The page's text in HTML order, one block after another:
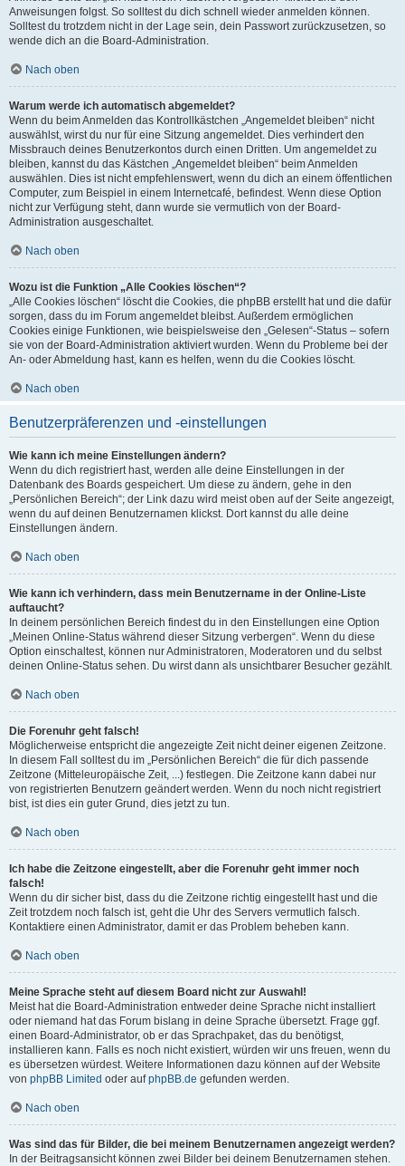
Anweisungen folgst. So solltest du dich schnell wieder anmelden können.
Solltest du trotzdem nicht in der Lage sein, dein Passwort zurückzusetzen, so
wende dich an die Board-Administration.
Nach oben
Warum werde ich automatisch abgemeldet?
Wenn du beim Anmelden das Kontrollkästchen „Angemeldet bleiben“ nicht
auswählst, wirst du nur für eine Sitzung angemeldet. Dies verhindert den
Missbrauch deines Benutzerkontos durch einen Dritten. Um angemeldet zu
bleiben, kannst du das Kästchen „Angemeldet bleiben“ beim Anmelden
auswählen. Dies ist nicht empfehlenswert, wenn du dich an einem öffentlichen
Computer, zum Beispiel in einem Internetcafé, befindest. Wenn diese Option
nicht zur Verfügung steht, dann wurde sie vermutlich von der Board-
Administration ausgeschaltet.
Nach oben
Wozu ist die Funktion „Alle Cookies löschen“?
„Alle Cookies löschen“ löscht die Cookies, die phpBB erstellt hat und die dafür
sorgen, dass du im Forum angemeldet bleibst. Außerdem ermöglichen
Cookies einige Funktionen, wie beispielsweise den „Gelesen“-Status – sofern
sie von der Board-Administration aktiviert wurden. Wenn du Probleme bei der
An- oder Abmeldung hast, kann es helfen, wenn du die Cookies löscht.
Nach oben
Benutzerpräferenzen und -einstellungen
Wie kann ich meine Einstellungen ändern?
Wenn du dich registriert hast, werden alle deine Einstellungen in der
Datenbank des Boards gespeichert. Um diese zu ändern, gehe in den
„Persönlichen Bereich“; der Link dazu wird meist oben auf der Seite angezeigt,
wenn du auf deinen Benutzernamen klickst. Dort kannst du alle deine
Einstellungen ändern.
Nach oben
Wie kann ich verhindern, dass mein Benutzername in der Online-Liste
auftaucht?
In deinem persönlichen Bereich findest du in den Einstellungen eine Option
„Meinen Online-Status während dieser Sitzung verbergen“. Wenn du diese
Option einschaltest, können nur Administratoren, Moderatoren und du selbst
deinen Online-Status sehen. Du wirst dann als unsichtbarer Besucher gezählt.
Nach oben
Die Forenuhr geht falsch!
Möglicherweise entspricht die angezeigte Zeit nicht deiner eigenen Zeitzone.
In diesem Fall solltest du im „Persönlichen Bereich“ die für dich passende
Zeitzone (Mitteleuropäische Zeit, ...) festlegen. Die Zeitzone kann dabei nur
von registrierten Benutzern geändert werden. Wenn du noch nicht registriert
bist, ist dies ein guter Grund, dies jetzt zu tun.
Nach oben
Ich habe die Zeitzone eingestellt, aber die Forenuhr geht immer noch
falsch!
Wenn du dir sicher bist, dass du die Zeitzone richtig eingestellt hast und die
Zeit trotzdem noch falsch ist, geht die Uhr des Servers vermutlich falsch.
Kontaktiere einen Administrator, damit er das Problem beheben kann.
Nach oben
Meine Sprache steht auf diesem Board nicht zur Auswahl!
Meist hat die Board-Administration entweder deine Sprache nicht installiert
oder niemand hat das Forum bislang in deine Sprache übersetzt. Frage ggf.
einen Board-Administrator, ob er das Sprachpaket, das du benötigst,
installieren kann. Falls es noch nicht existiert, würden wir uns freuen, wenn du
es übersetzen würdest. Weitere Informationen dazu können auf der Website
von phpBB Limited oder aufphpBB.de gefunden werden.
Nach oben
Was sind das für Bilder, die bei meinem Benutzernamen angezeigt werden?
In der Beitragsansicht können zwei Bilder bei deinem Benutzernamen stehen.